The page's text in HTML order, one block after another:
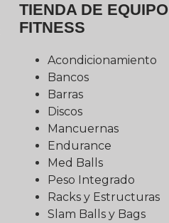
TIENDA DE EQUIPO
FITNESS
Acondicionamiento
Bancos
Barras
Discos
Mancuernas
Endurance
Med Balls
Peso Integrado
Racks y Estructuras
Slam Balls y Bags